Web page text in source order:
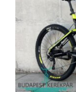
Haibike
Bosch
Navis